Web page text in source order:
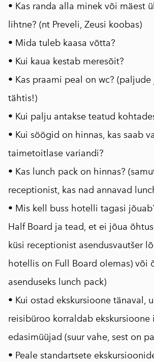
• Kas randa alla minek või mäest
lihtne? (nt Preveli, Zeusi koobas)
• Mida tuleb kaasa võtta?
• Kui kaua kestab meresõit?
• Kas praami peal on wc? (paljude
tähtis!)
• Kui palju antakse teatud
• Kui söögid on hinnas, kas saab
taimetoitlase variandi?
• Kas lunch pack on hinnas?
receptionist, kas nad annavad
• Mis kell buss hotelli tagasi
Half Board ja tead, et ei jõua
küsi receptionist asendusvautšer
hotellis on Full Board olemas) või
asenduseks lunch pack)
• Kui ostad ekskursioone tänaval,
reisibüroo korraldab ekskursioone
edasimüüjad (suur vahe, sest on
• Peale standartsete